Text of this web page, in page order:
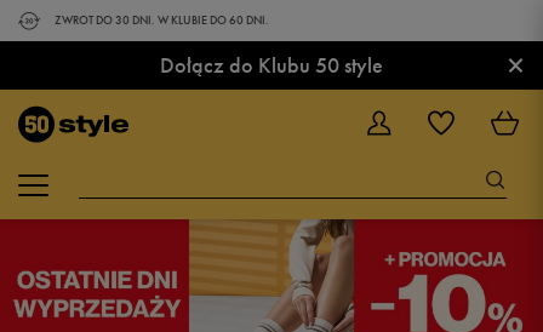
ZWROT DO 30 DNI. W KLUBIE DO 60 DNI.
Dołącz do Klubu 50 style ×